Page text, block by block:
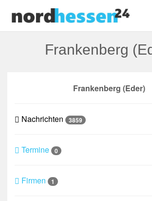
Frankenberg
Frankenberg (Eder)
Nachrichten 3859
Termine 0
Firmen 1